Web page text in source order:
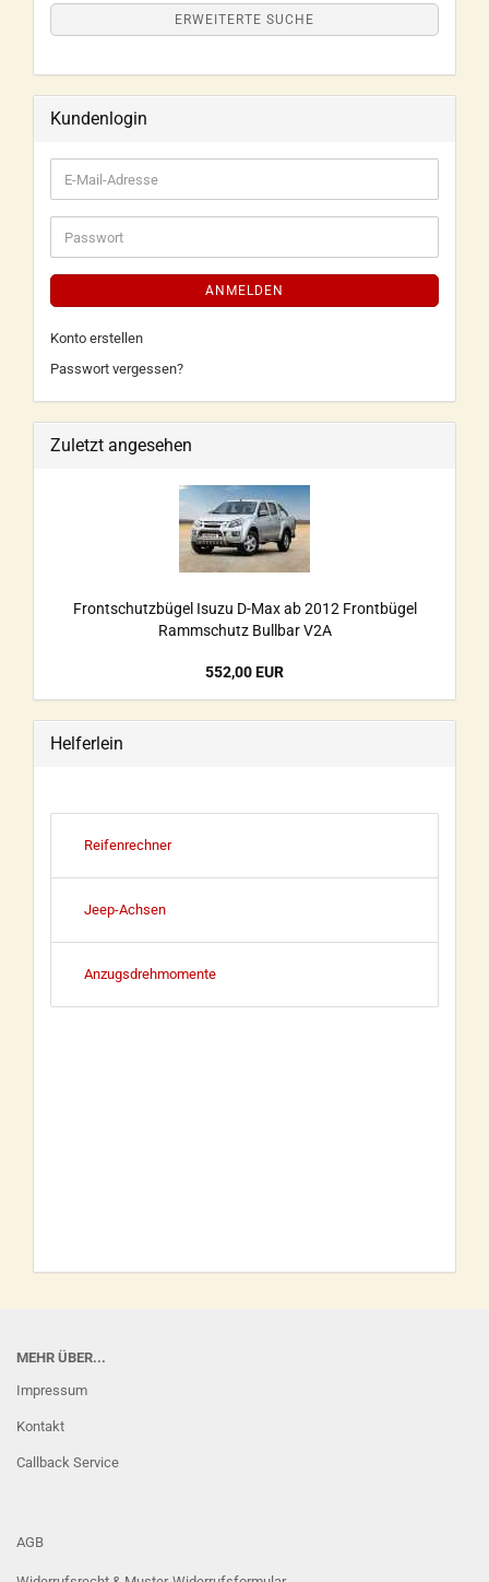
ERWEITERTE SUCHE
Kundenlogin
ANMELDEN
Konto erstellen
Passwort vergessen?
Zuletzt angesehen
Frontschutzbügel Isuzu D-Max ab 2012 Frontbügel
Rammschutz Bullbar V2A
552,00 EUR
Helferlein
Reifenrechner
Jeep-Achsen
Anzugsdrehmomente
MEHR ÜBER...
Impressum
Kontakt
Callback Service
AGB